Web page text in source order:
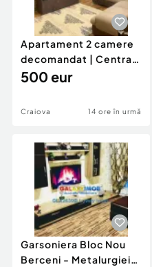
Apartament 2 camere
decomandat | Centrală
proprie | 60 mp |
500 eur
Craiova 14 ore în urmă
Garsoniera Bloc Nou
Berceni - Metalurgiei